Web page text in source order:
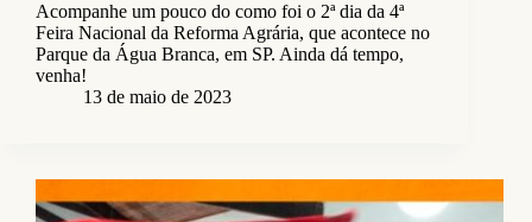
Acompanhe um pouco do como foi o 2ª dia da 4ª
Feira Nacional da Reforma Agrária, que acontece no
Parque da Água Branca, em SP. Ainda dá tempo,
venha!
13 de maio de 2023